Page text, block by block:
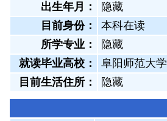
出生年月：
隐藏
目前身份： 本科在读
所学专业：
隐藏
就读毕业高校：
阜阳师范大学
目前生活住所：
隐藏